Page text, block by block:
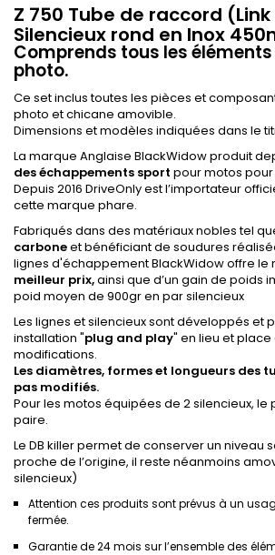
Z 750 Tube de raccord
Silencieux rond en Inox
Comprends tous les
photo.
Ce set inclus toutes les pièces et
photo et chicane amovible.
Dimensions et modèles indiquées dans le
La marque Anglaise BlackWidow produit
des échappements sport pour motos
Depuis 2016 DriveOnly est l’importateur
cette marque phare.
Fabriqués dans des matériaux nobles tel
carboneet bénéficiant de soudures
lignes d'échappement BlackWidow offre le
meilleur prix,ainsi que d’un gain de poids
poid moyen de 900gr en par silencieux
Les lignes et silencieux sont développés et
installation "plug and play" en lieu et
modifications.
Les diamètres, formes et longueurs des
pas modifiés.
Pour les motos équipées de 2 silencieux, le
paire.
Le DB killer permet de conserver un niveau
proche de l’origine, il reste néanmoins
silencieux)
Attention ces produits sont prévus à un
fermée.
Garantie de 24 mois sur l’ensemble des